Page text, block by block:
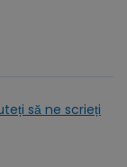
să ne scrieți